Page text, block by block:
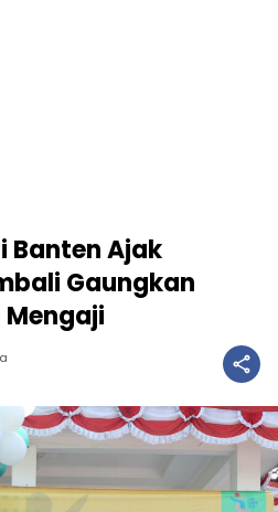
Banten Ajak
Gaungkan